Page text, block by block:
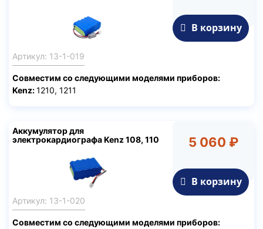
В корзину
Артикул: 13-1-019
Совместим со следующими моделями приборов:
Kenz:1210, 1211
5 060 ₽
В корзину
Аккумулятор для
электрокардиографа Kenz 108, 110
Артикул: 13-1-020
Совместим со следующими моделями приборов: